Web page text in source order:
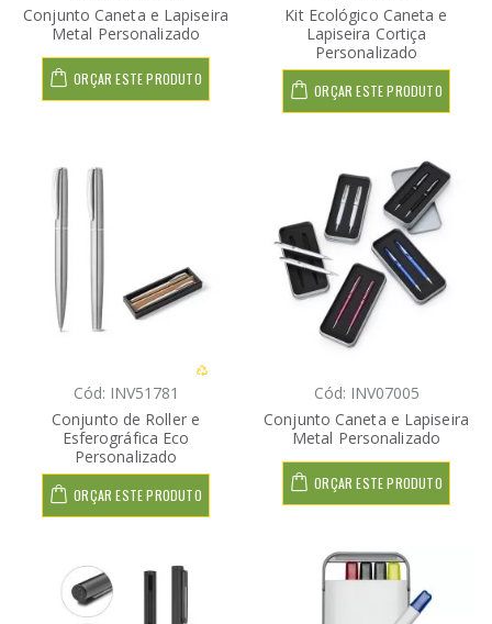
Conjunto Caneta e Lapiseira
Metal Personalizado
ORÇAR ESTE PRODUTO
Kit Ecológico Caneta e
Lapiseira Cortiça
Personalizado
ORÇAR ESTE PRODUTO
Cód: INV51781
Conjunto de Roller e
Esferográfica Eco
Personalizado
ORÇAR ESTE PRODUTO
Cód: INV07005
Conjunto Caneta e Lapiseira
Metal Personalizado
ORÇAR ESTE PRODUTO